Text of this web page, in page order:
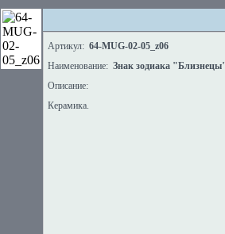
Артикул: 64-MUG-02-05_z06
Наименование: Знак зодиака
Описание:
Керамика.